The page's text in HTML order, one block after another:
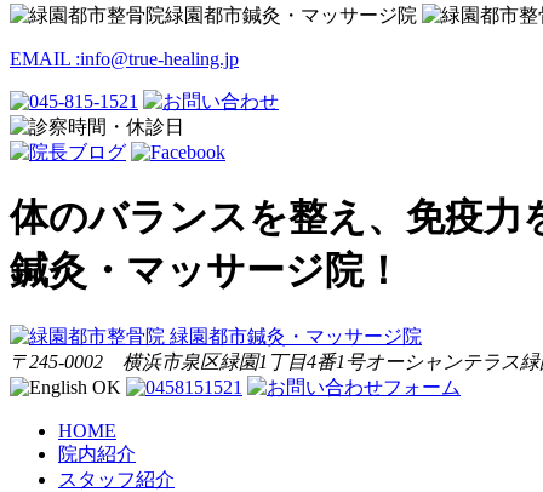
EMAIL :info@true-healing.jp
体のバランスを整え、免疫力
鍼灸・マッサージ院！
〒245-0002 横浜市泉区緑園1丁目4番1号オーシャンテラス緑
HOME
院内紹介
スタッフ紹介